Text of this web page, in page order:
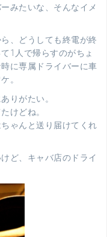
みたいな、そんなイメ
、どうしても終電が終
1人で帰らすのがちょ
に専属ドライバーに車
。
りがたい。
けどね。
ゃんと送り届けてくれ
ど、キャバ店のドライ